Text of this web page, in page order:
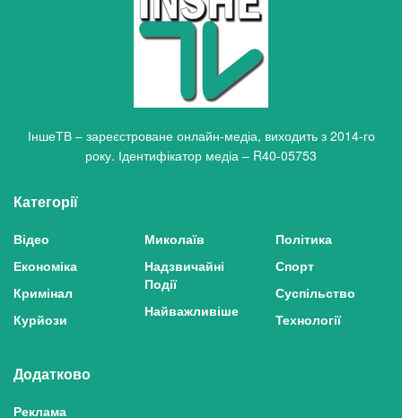
ІншеТВ – зареєстроване онлайн-медіа, виходить з 2014-го
року. Ідентифікатор медіа – R40-05753
Категорії
Відео
Економіка
Кримінал
Курйози
Миколаїв
Надзвичайні
Події
Найважливіше
Політика
Спорт
Суспільство
Технології
Додатково
Реклама